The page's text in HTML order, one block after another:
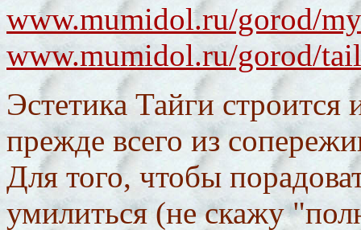
www.mumidol.ru/gorod/
www.mumidol.ru/gorod/
Эстетика Тайги строится
прежде всего из
Для того, чтобы
умилиться (не скажу